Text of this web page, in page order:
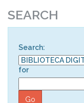
SEARCH
Search:
for